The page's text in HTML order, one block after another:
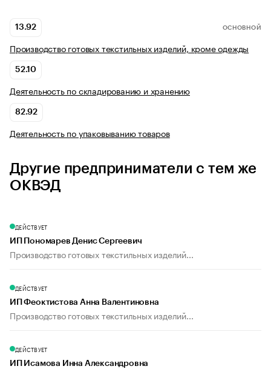
13.92 ОСНОВНОЙ
Производство готовых текстильных изделий, кроме одежды
52.10
Деятельность по складированию и хранению
82.92
Деятельность по упаковыванию товаров
Другие предприниматели с тем же
ОКВЭД
ДЕЙСТВУЕТ
ИП Пономарев Денис Сергеевич
Производство готовых текстильных изделий...
ДЕЙСТВУЕТ
ИП Феоктистова Анна Валентиновна
Производство готовых текстильных изделий...
ДЕЙСТВУЕТ
ИП Исамова Инна Александровна